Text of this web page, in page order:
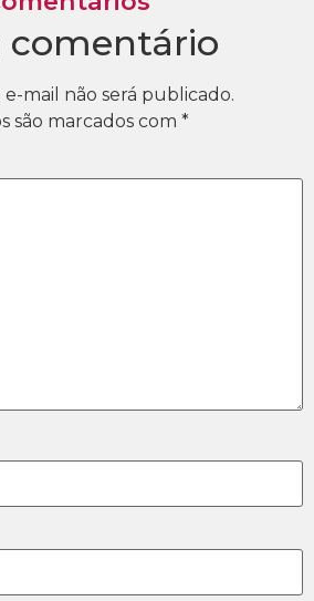
comentário
mail não será publicado.
são marcados com *